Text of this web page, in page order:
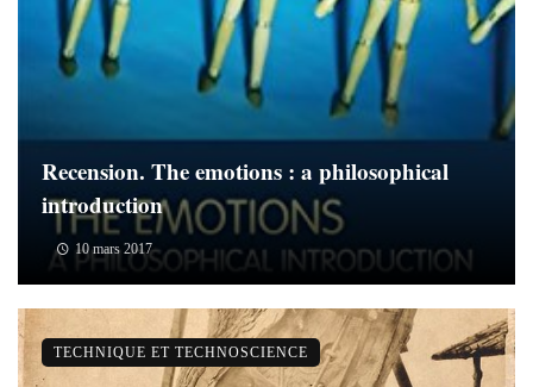
Recension. The emotions : a philosophical
introduction
10 mars 2017
TECHNIQUE ET TECHNOSCIENCE